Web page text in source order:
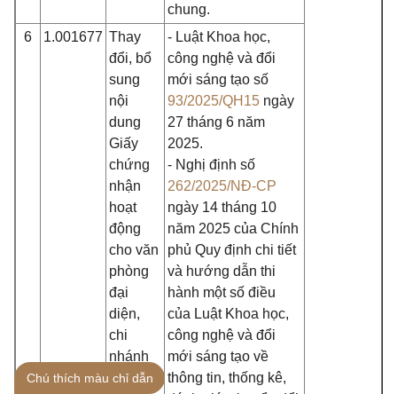
chung.
6
1.001677 Thay
đổi, bổ
sung
nội
dung
Giấy
chứng
nhận
hoạt
động
cho văn
phòng
đại
diện,
chi
nhánh
của tổ
- Luật Khoa học,
công nghệ và đổi
mới sáng tạo số
93/2025/QH15 ngày
27 tháng 6 năm
2025.
- Nghị định số
262/2025/NĐ-CP
ngày 14 tháng 10
năm 2025 của Chính
phủ Quy định chi tiết
và hướng dẫn thi
hành một số điều
của Luật Khoa học,
công nghệ và đổi
mới sáng tạo về
thông tin, thống kê,
Chú thích màu chỉ dẫn